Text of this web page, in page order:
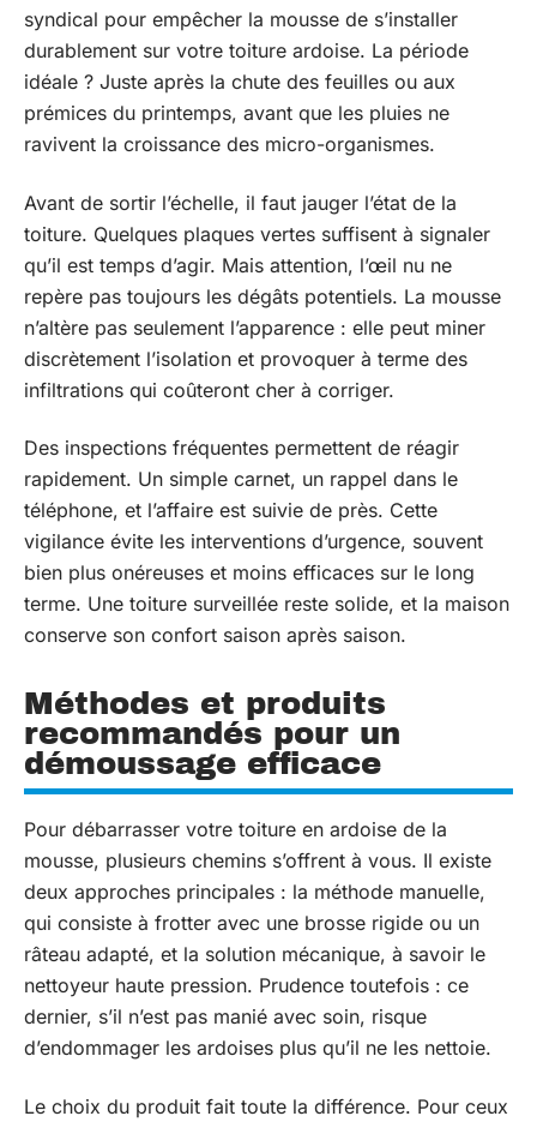
syndical pour empêcher la mousse de s’installer
durablement sur votre toiture ardoise. La période
idéale ? Juste après la chute des feuilles ou aux
prémices du printemps, avant que les pluies ne
ravivent la croissance des micro-organismes.
Avant de sortir l’échelle, il faut jauger l’état de la
toiture. Quelques plaques vertes suffisent à signaler
qu’il est temps d’agir. Mais attention, l’œil nu ne
repère pas toujours les dégâts potentiels. La mousse
n’altère pas seulement l’apparence : elle peut miner
discrètement l’isolation et provoquer à terme des
infiltrations qui coûteront cher à corriger.
Des inspections fréquentes permettent de réagir
rapidement. Un simple carnet, un rappel dans le
téléphone, et l’affaire est suivie de près. Cette
vigilance évite les interventions d’urgence, souvent
bien plus onéreuses et moins efficaces sur le long
terme. Une toiture surveillée reste solide, et la maison
conserve son confort saison après saison.
Méthodes et produits
recommandés pour un
démoussage efficace
Pour débarrasser votre toiture en ardoise de la
mousse, plusieurs chemins s’offrent à vous. Il existe
deux approches principales : la méthode manuelle,
qui consiste à frotter avec une brosse rigide ou un
râteau adapté, et la solution mécanique, à savoir le
nettoyeur haute pression. Prudence toutefois : ce
dernier, s’il n’est pas manié avec soin, risque
d’endommager les ardoises plus qu’il ne les nettoie.
Le choix du produit fait toute la différence. Pour ceux